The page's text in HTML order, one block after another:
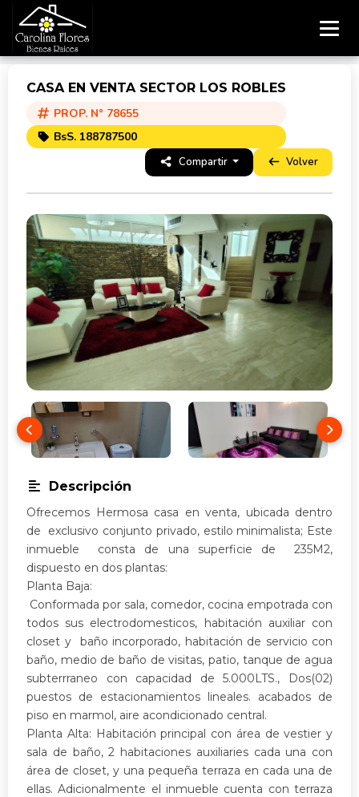
CASA EN VENTA SECTOR LOS ROBLES
PROP. N° 78655
BsS. 188787500
Compartir Volver
Descripción
Ofrecemos Hermosa casa en venta, ubicada dentro
de exclusivo conjunto privado, estilo minimalista; Este
inmueble consta de una superficie de 235M2,
dispuesto en dos plantas:
Planta Baja:
Conformada por sala, comedor, cocina empotrada con
todos sus electrodomesticos, habitación auxiliar con
closet y baño incorporado, habitación de servicio con
baño, medio de baño de visitas, patio, tanque de agua
subterrraneo con capacidad de 5.000LTS., Dos(02)
puestos de estacionamientos lineales. acabados de
piso en marmol, aire acondicionado central.
Planta Alta: Habitación principal con área de vestier y
sala de baño, 2 habitaciones auxiliaries cada una con
área de closet, y una pequeña terraza en cada una de
ellas. Adicionalmente el inmueble cuenta con terraza